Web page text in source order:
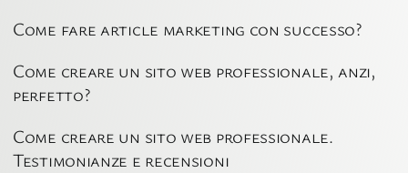
Come fare article marketing con successo?
Come creare un sito web professionale, anzi,
perfetto?
Come creare un sito web professionale.
Testimonianze e recensioni